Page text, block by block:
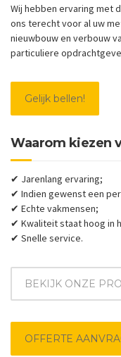
Wij hebben ervaring met
ons terecht voor al uw
nieuwbouw en verbouw
particuliere
Gelijk bellen!
Waarom kiezen
✔ Jarenlang ervaring;
✔ Indien gewenst een
✔ Echte vakmensen;
✔ Kwaliteit staat hoog in
✔ Snelle service.
BEKIJK ONZE
OFFERTE